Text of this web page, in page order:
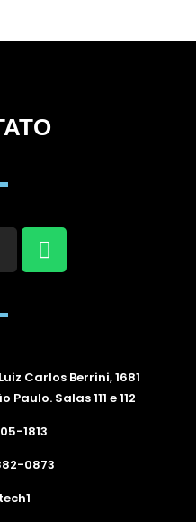
Carlos Berrini, 1681
Salas 111 e 112
1813
0873